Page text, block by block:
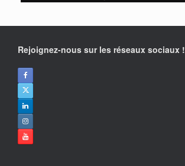
Rejoignez-nous sur les réseaux sociaux !